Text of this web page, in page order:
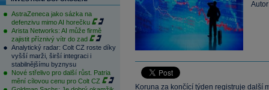
AstraZeneca jako sázka na
defenzivu mimo AI horečku
Arista Networks: AI může firmě
zajistit příznivý vítr do zad
Analytický radar: Colt CZ roste díky
vyšší marži, širší integraci i
stabilnějšímu byznysu
Nové střelivo pro další růst. Patria
mění cílovou cenu pro Colt CZ
Koruna za končící týden registruje další